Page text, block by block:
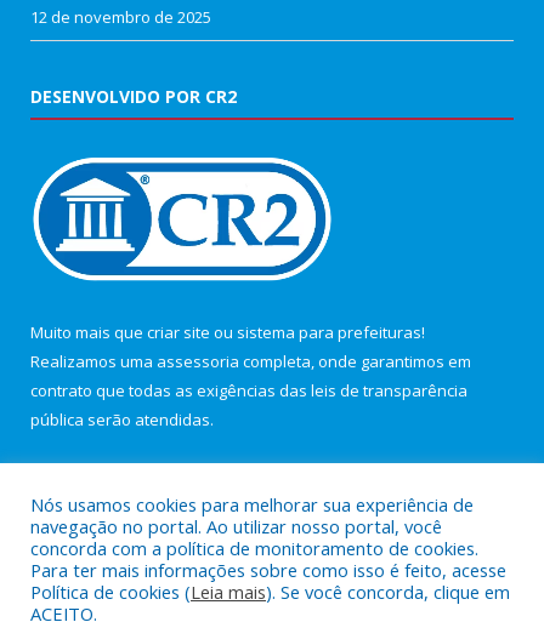
12 de novembro de 2025
DESENVOLVIDO POR CR2
Muito mais que criar site ou sistema para prefeituras!
Realizamos uma assessoria completa, onde garantimos em
contrato que todas as exigências das leis de transparência
pública serão atendidas.
Todos os direitos reservados a Câmara Municipal de Maracanã.
Nós usamos cookies para melhorar sua experiência de
navegação no portal. Ao utilizar nosso portal, você
concorda com a política de monitoramento de cookies.
Para ter mais informações sobre como isso é feito, acesse
Política de cookies (Leia mais). Se você concorda, clique em
ACEITO.